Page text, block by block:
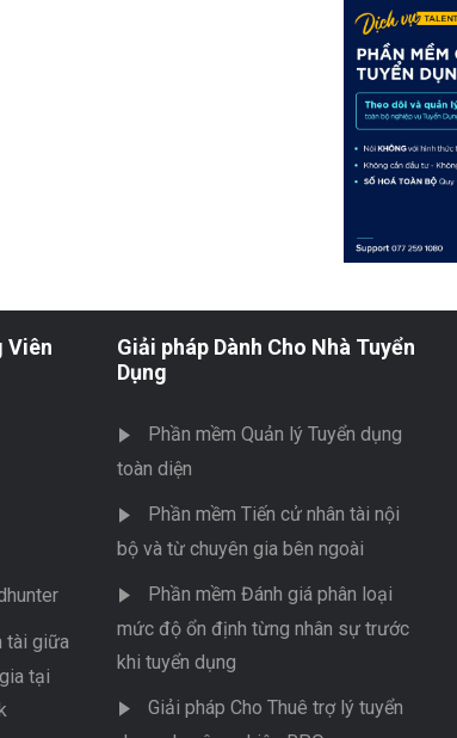
Viên
tài giữa
tại
Giải pháp Dành Cho Nhà Tuyển
Dụng
Phần mềm Quản lý Tuyển dụng
toàn diện
Phần mềm Tiến cử nhân tài nội
bộ và từ chuyên gia bên ngoài
Phần mềm Đánh giá phân loại
mức độ ổn định từng nhân sự trước
khi tuyển dụng
Giải pháp Cho Thuê trợ lý tuyển